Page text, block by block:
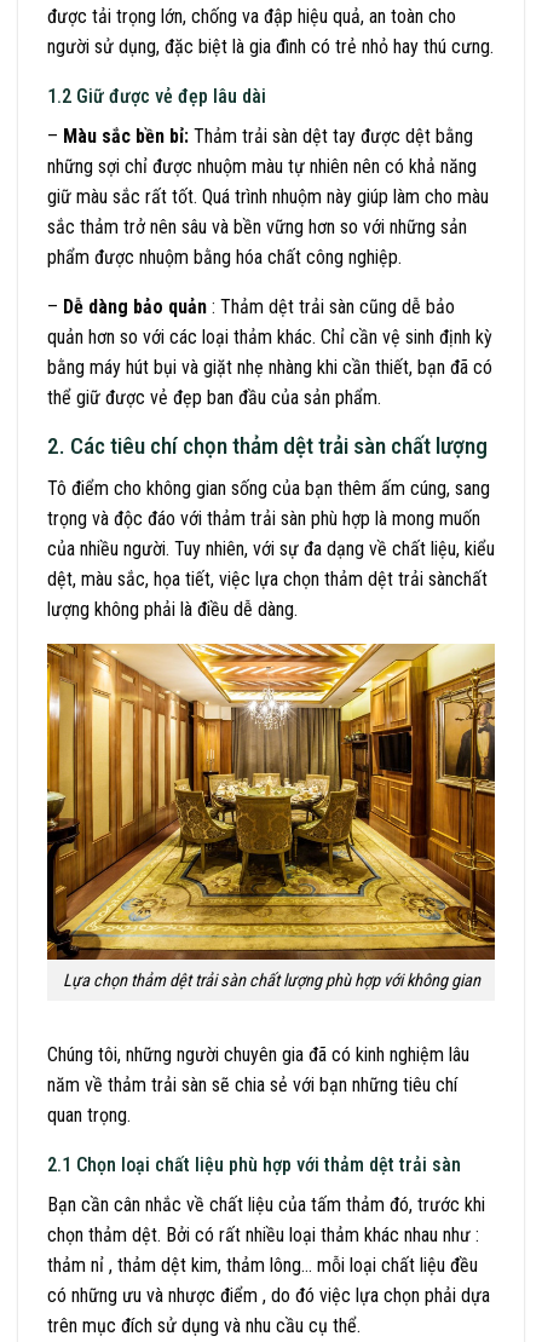
được tải trọng lớn, chống va đập hiệu quả, an toàn cho
người sử dụng, đặc biệt là gia đình có trẻ nhỏ hay thú cưng.
1.2 Giữ được vẻ đẹp lâu dài
– Màu sắc bền bỉ: Thảm trải sàn dệt tay được dệt bằng
những sợi chỉ được nhuộm màu tự nhiên nên có khả năng
giữ màu sắc rất tốt. Quá trình nhuộm này giúp làm cho màu
sắc thảm trở nên sâu và bền vững hơn so với những sản
phẩm được nhuộm bằng hóa chất công nghiệp.
– Dễ dàng bảo quản : Thảm dệt trải sàn cũng dễ bảo
quản hơn so với các loại thảm khác. Chỉ cần vệ sinh định kỳ
bằng máy hút bụi và giặt nhẹ nhàng khi cần thiết, bạn đã có
thể giữ được vẻ đẹp ban đầu của sản phẩm.
2. Các tiêu chí chọn thảm dệt trải sàn chất lượng
Tô điểm cho không gian sống của bạn thêm ấm cúng, sang
trọng và độc đáo với thảm trải sàn phù hợp là mong muốn
của nhiều người. Tuy nhiên, với sự đa dạng về chất liệu, kiểu
dệt, màu sắc, họa tiết, việc lựa chọn thảm dệt trải sànchất
lượng không phải là điều dễ dàng.
Lựa chọn thảm dệt trải sàn chất lượng phù hợp với không gian
Chúng tôi, những người chuyên gia đã có kinh nghiệm lâu
năm về thảm trải sàn sẽ chia sẻ với bạn những tiêu chí
quan trọng.
2.1 Chọn loại chất liệu phù hợp với thảm dệt trải sàn
Bạn cần cân nhắc về chất liệu của tấm thảm đó, trước khi
chọn thảm dệt. Bởi có rất nhiều loại thảm khác nhau như :
thảm nỉ , thảm dệt kim, thảm lông… mỗi loại chất liệu đều
có những ưu và nhược điểm , do đó việc lựa chọn phải dựa
trên mục đích sử dụng và nhu cầu cụ thể.